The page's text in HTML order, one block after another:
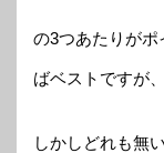
の3つあたりが
ばベストですが
しかしどれも無